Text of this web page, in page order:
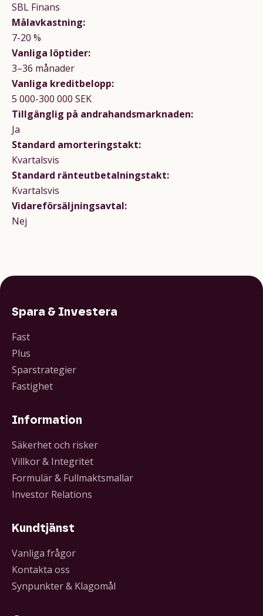
SBL Finans
Målavkastning:
7-20 %
Vanliga löptider:
3–36 månader
Vanliga kreditbelopp:
5 000-300 000 SEK
Tillgänglig på andrahandsmarknaden:
Ja
Standard amorteringstakt:
Kvartalsvis
Standard ränteutbetalningstakt:
Kvartalsvis
Vidareförsäljningsavtal:
Nej
Spara & Investera
Fast
Plus
Sparstrategier
Fastighet
Information
Säkerhet och risker
Villkor & Integritet
Formulär & Fullmaktsmallar
Investor Relations
Kundtjänst
Vanliga frågor
Kontakta oss
Synpunkter & Klagomål